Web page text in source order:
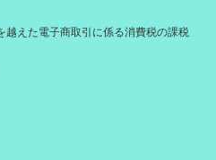
越えた電子商取引に係る消費税の課税